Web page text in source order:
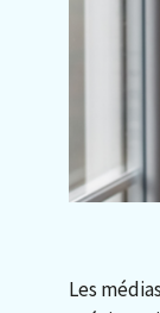
Les